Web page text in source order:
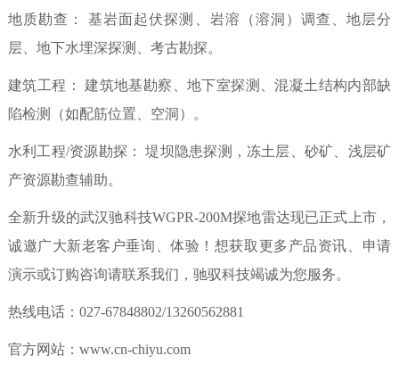
地质勘查：
基岩面起伏探测、岩溶（溶洞）调查、地层分
层、地下水埋深探测、考古勘探。
建筑工程：
建筑地基勘察、地下室探测、混凝土结构内部缺
陷检测（如配筋位置、空洞）。
水利工程/资源勘探： 堤坝隐患探测，冻土层、砂矿、浅层矿
产资源勘查辅助。
全新升级的武汉驰科技WGPR-200M探地雷达现已正式上市，
诚邀广大新老客户垂询、体验！ 想获取更多产品资讯、 申请
演示或订购咨询请联系我们，驰驭科技竭诚为您服务。
热线电话： 027-67848802/13260562881
官方网站： www.cn-chiyu.com